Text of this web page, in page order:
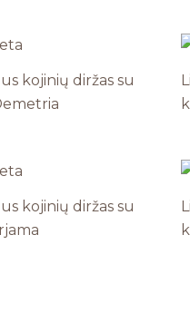
kojinių diržas su
kojinių diržas su